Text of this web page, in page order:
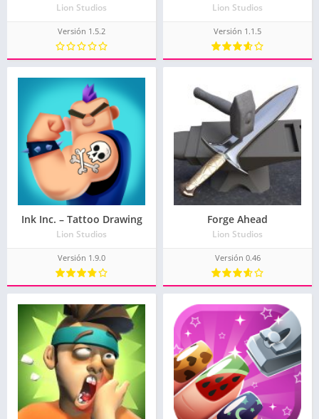
Lion Studios
Versión 1.5.2
Lion Studios
Versión 1.1.5
Ink Inc. – Tattoo Drawing
Lion Studios
Versión 1.9.0
Forge Ahead
Lion Studios
Versión 0.46